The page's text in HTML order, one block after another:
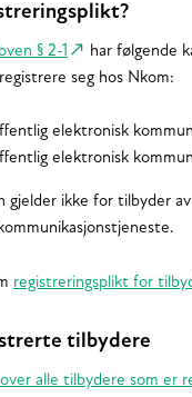
§ 2-1
har følgende
seg hos Nkom:
elektronisk
elektronisk
gjelder ikke for tilbyder
registreringsplikt for
tilbydere
alle tilbydere som er